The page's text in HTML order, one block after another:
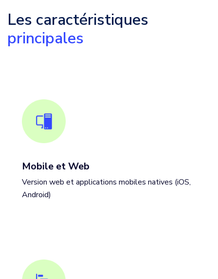
Les caractéristiques
principales
Mobile et Web
Version web et applications mobiles natives (iOS,
Android)